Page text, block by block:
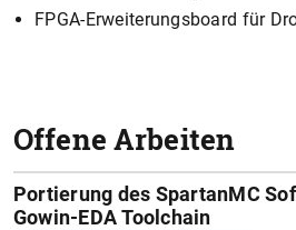
FPGA-Erweiterungsboard für
Offene Arbeiten
Portierung des SpartanMC
Gowin-EDA Toolchain